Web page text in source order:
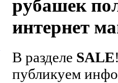
рубашек
интернет
В разделе SALE
публикуем